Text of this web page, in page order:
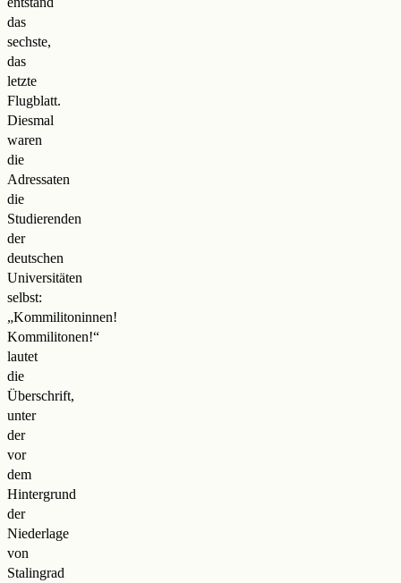
das
sechste,
das
letzte
Flugblatt.
Diesmal
waren
die
Adressaten
die
Studierenden
der
deutschen
Universitäten
selbst:
„Kommilitoninnen!
Kommilitonen!“
lautet
die
Überschrift,
unter
der
vor
dem
Hintergrund
der
Niederlage
von
Stalingrad